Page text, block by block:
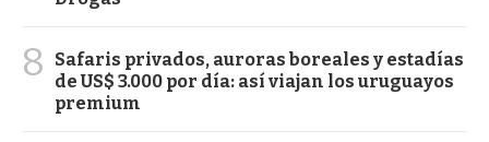
8
Safaris privados, auroras boreales y estadías
de US$ 3.000 por día: así viajan los uruguayos
premium